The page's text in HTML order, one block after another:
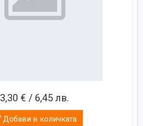
3,30 € / 6,45 лв.
Добави в количката